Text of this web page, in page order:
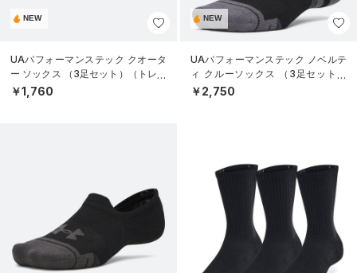
NEW
UAパフォーマンステック クオータ
ー ソックス （3足セット）（トレー
ニング/UNISEX）
￥1,760
NEW
UAパフォーマンステック ノベルテ
ィ クルーソックス （3足セット）
（トレーニング/UNISEX）
￥2,750